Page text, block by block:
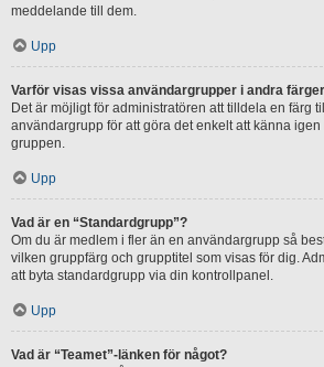
meddelande till dem.
Upp
Varför visas vissa användargrupper i andra
Det är möjligt för administratören att tilldela en färg
användargrupp för att göra det enkelt att känna
gruppen.
Upp
Vad är en “Standardgrupp”?
Om du är medlem i fler än en användargrupp så
vilken gruppfärg och grupptitel som visas för dig.
att byta standardgrupp via din kontrollpanel.
Upp
Vad är “Teamet”-länken för något?